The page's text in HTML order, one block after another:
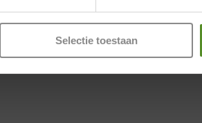
Selectie toestaan
Zondag 12:00 – 17:00